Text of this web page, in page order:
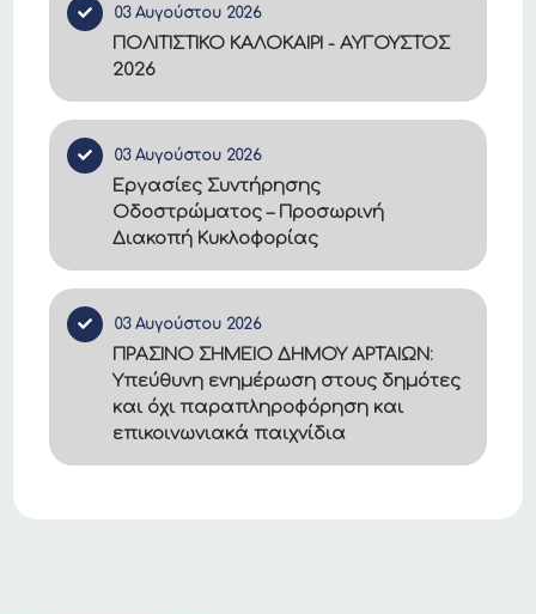
03 Αυγούστου 2026
ΠΟΛΙΤΙΣΤΙΚΟ ΚΑΛΟΚΑΙΡΙ - ΑΥΓΟΥΣΤΟΣ
2026
03 Αυγούστου 2026
Εργασίες Συντήρησης
Οδοστρώματος – Προσωρινή
Διακοπή Κυκλοφορίας
03 Αυγούστου 2026
ΠΡΑΣΙΝΟ ΣΗΜΕΙΟ ΔΗΜΟΥ ΑΡΤΑΙΩΝ:
Υπεύθυνη ενημέρωση στους δημότες
και όχι παραπληροφόρηση και
επικοινωνιακά παιχνίδια